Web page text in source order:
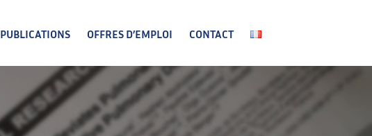
PUBLICATIONS OFFRES D’EMPLOI CONTACT